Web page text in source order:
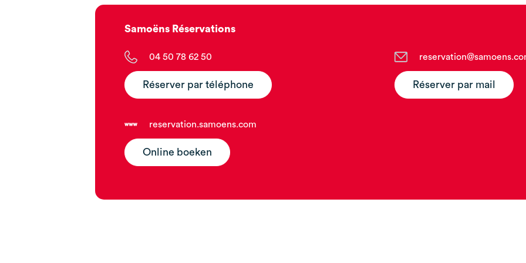
Samoëns Réservations
04 50 78 62 50
Réserver par téléphone Réserver par mail
reservation.samoens.com
Online boeken